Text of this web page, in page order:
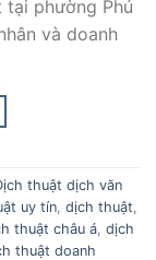
tại phường Phú
và doanh
thuật dịch văn
uy tín dịch thuật
thuật châu á dịch
thuật doanh